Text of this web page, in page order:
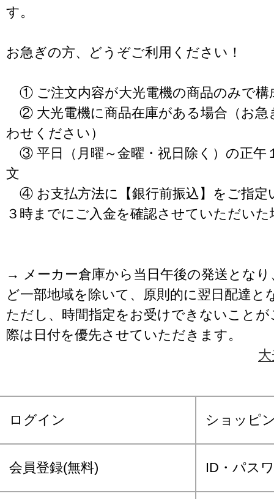
す。
お急ぎの方、どうぞご利用ください！
① ご注文内容が大光電機の商品のみで構
② 大光電機に商品在庫がある場合（お急
わせください）
③ 平日（月曜～金曜・祝日除く）の正午
文
④ お支払方法に【銀行前振込】をご指定
３時までにご入金を確認させていただいた
→ メーカー倉庫から当日午後の発送となり
ど一部地域を除いて、原則的に翌日配達と
ただし、時間指定をお受けできないこと
際は日付を優先させていただきます。
ログイン ショッピ
会員登録(無料) ID・パス